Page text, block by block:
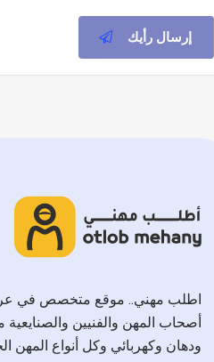
إرسال رأيك
اطلب مهني.. موقع متخصص في
أصحاب المهن والفنيين
ودهان وكهربائي وكل أنواع المهن